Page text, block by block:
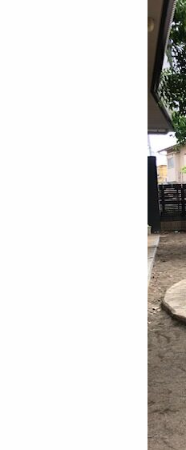
特定
ケンパ
〒181-
東京都
プライ